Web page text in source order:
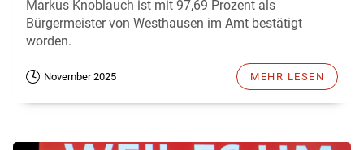
Markus Knoblauch ist mit 97,69 Prozent als
Bürgermeister von Westhausen im Amt bestätigt
worden.
November 2025 MEHR LESEN